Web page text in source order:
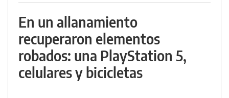
En un allanamiento
recuperaron elementos
robados: una PlayStation 5,
celulares y bicicletas